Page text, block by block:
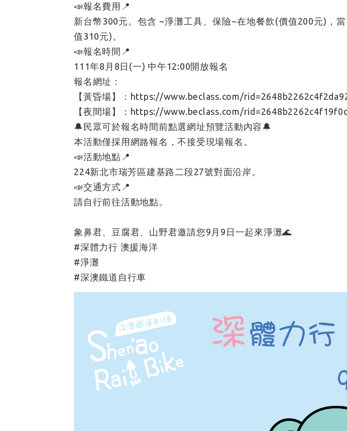
📣報名費用📍
新台幣300元。包含 ~淨灘工具、保險~在地餐飲(價值200元)，
值310元)。
📣報名時間📍
111年8月8日(一) 中午12:00開放報名
報名網址：
【黃昏場】：https://www.beclass.com/
【夜間場】：https://www.beclass.com/
🔔民眾可於報名時間前點選網址預覽活動內容🔔
本活動僅採用網路報名，不接受現場報名。
📣活動地點📍
224新北市瑞芳區建基路二段27號對面沿岸。
📣交通方式📍
請自行前往活動地點。
象鼻君、豆腐君、山野君邀請您9月9日一起來淨灘🌊
#深體力行 澳援海洋
#淨灘
#深澳鐵道自行車